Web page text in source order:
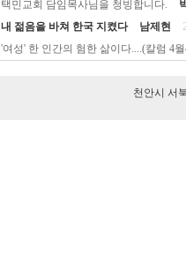
택민교회 담임목사님을 청빙합니다.
내 젊음을 바쳐 한국 지켰다
남제현
'여성' 한 인간의 험한 삶이다....(칼럼 4
천안시 서